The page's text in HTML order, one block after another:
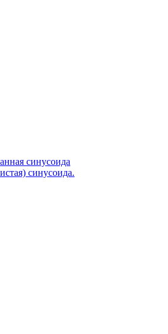
синусоида
синусоида.